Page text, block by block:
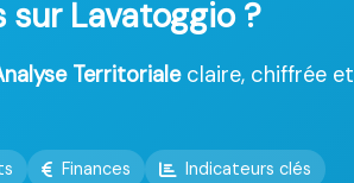
sur Lavatoggio ?
Territorialeclaire, chiffrée et
Finances Indicateurs clés